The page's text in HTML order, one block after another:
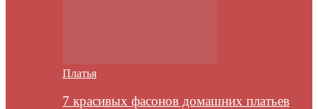
Платья
7 красивых фасонов домашних платьев